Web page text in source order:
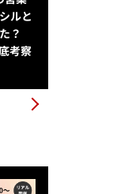
ルと
？
考察